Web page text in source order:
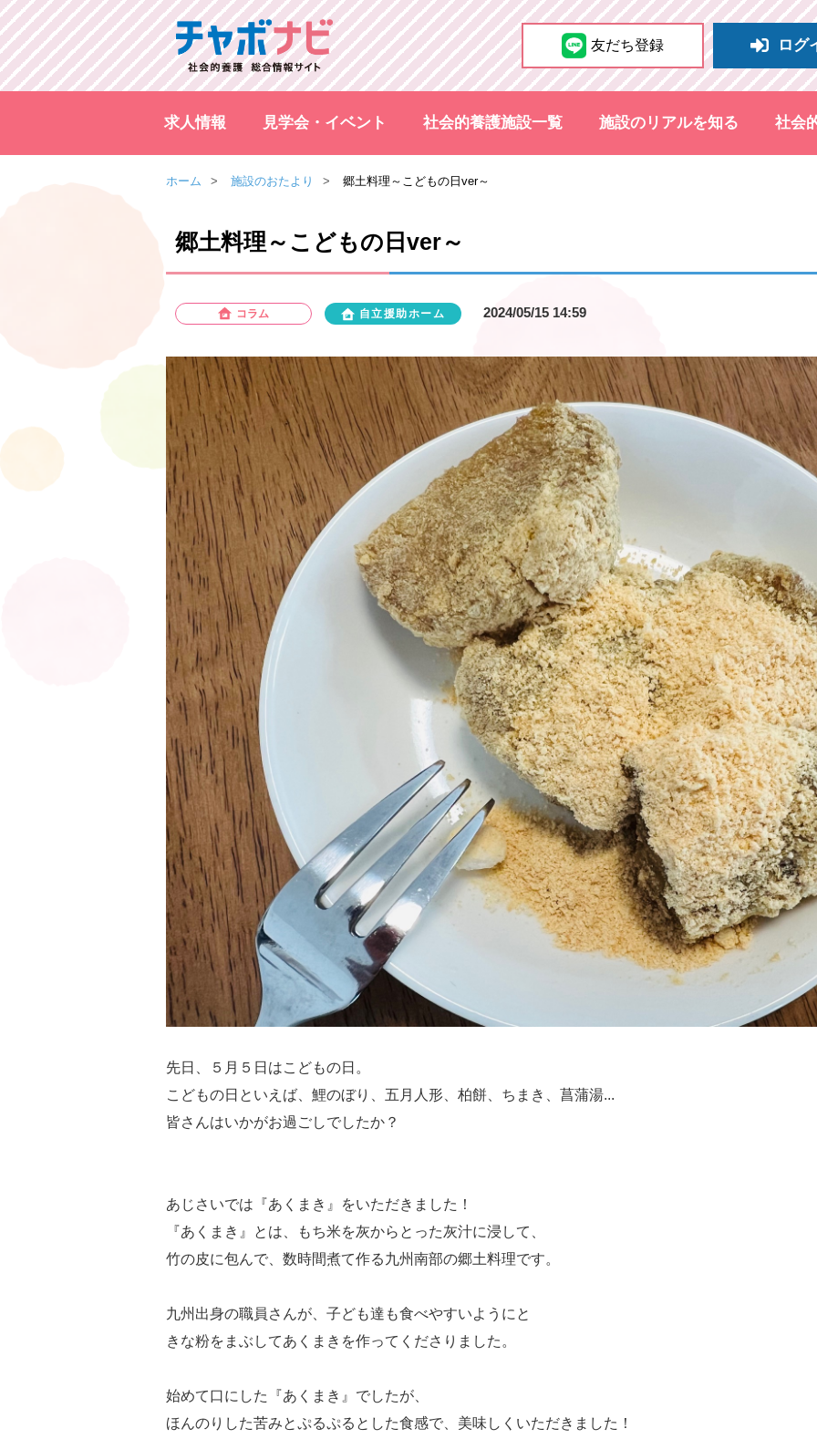
友だち登録 ログ
求人情報 見学会・イベント 社会的養護施設一覧 施設のリアルを知る 社会
ホーム 施設のおたより 郷土料理～こどもの日ver～
郷土料理～こどもの日ver～
コラム 自立援助ホーム 2024/05/15 14:59
先日、５月５日はこどもの日。
こどもの日といえば、鯉のぼり、五月人形、柏餅、ちまき、菖蒲湯...
皆さんはいかがお過ごしでしたか？
あじさいでは『あくまき』をいただきました！
『あくまき』とは、もち米を灰からとった灰汁に浸して、
竹の皮に包んで、数時間煮て作る九州南部の郷土料理です。
九州出身の職員さんが、子ども達も食べやすいようにと
きな粉をまぶしてあくまきを作ってくださりました。
始めて口にした『あくまき』でしたが、
ほんのりした苦みとぷるぷるとした食感で、美味しくいただきました！